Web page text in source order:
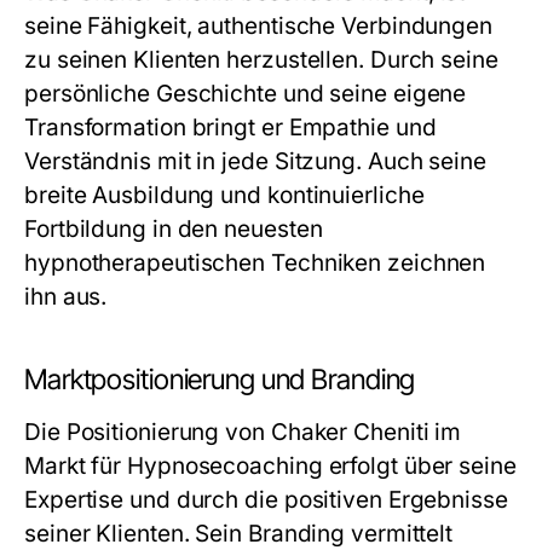
seine Fähigkeit, authentische Verbindungen
zu seinen Klienten herzustellen. Durch seine
persönliche Geschichte und seine eigene
Transformation bringt er Empathie und
Verständnis mit in jede Sitzung. Auch seine
breite Ausbildung und kontinuierliche
Fortbildung in den neuesten
hypnotherapeutischen Techniken zeichnen
ihn aus.
Marktpositionierung und Branding
Die Positionierung von Chaker Cheniti im
Markt für Hypnosecoaching erfolgt über seine
Expertise und durch die positiven Ergebnisse
seiner Klienten. Sein Branding vermittelt